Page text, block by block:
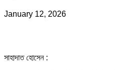
January 12, 2026
সাহাদাত হোসেন :